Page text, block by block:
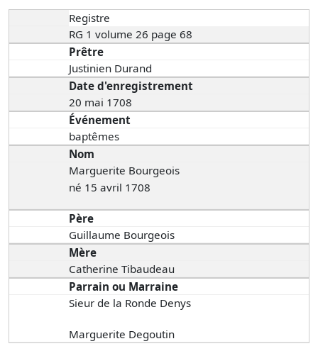
Registre
RG 1 volume 26 page 68
Prêtre
Justinien Durand
Date d'enregistrement
20 mai 1708
Événement
baptêmes
Nom
Marguerite Bourgeois
né 15 avril 1708
Père
Guillaume Bourgeois
Mère
Catherine Tibaudeau
Parrain ou Marraine
Sieur de la Ronde Denys
Marguerite Degoutin